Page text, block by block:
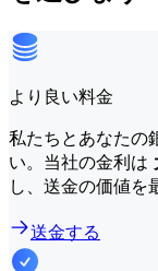
より良い料金
私たちとあなたの
い。当社の金利は
し、送金の価値を
送金する